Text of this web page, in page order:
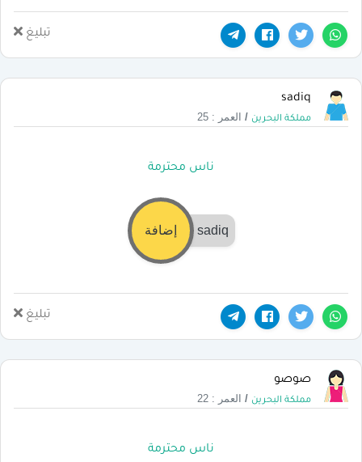
تبليغ
sadiq
مملكة البحرين / العمر : 25
ناس محترمة
sadiq إضافة
تبليغ
صوصو
مملكة البحرين / العمر : 22
ناس محترمة